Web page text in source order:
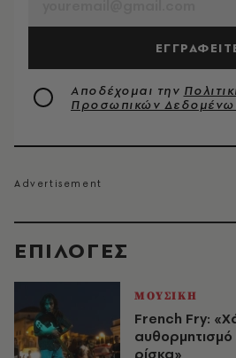
EΠΙΛΟΓΈΣ
ΜΟΥΣΙΚΗ
French Fry:
ρίσκα»
Αποδέχομαι την
Προσωπικών